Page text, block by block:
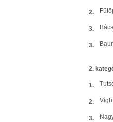
2.
3.
3.
2.
1.
2. Vígh
3.